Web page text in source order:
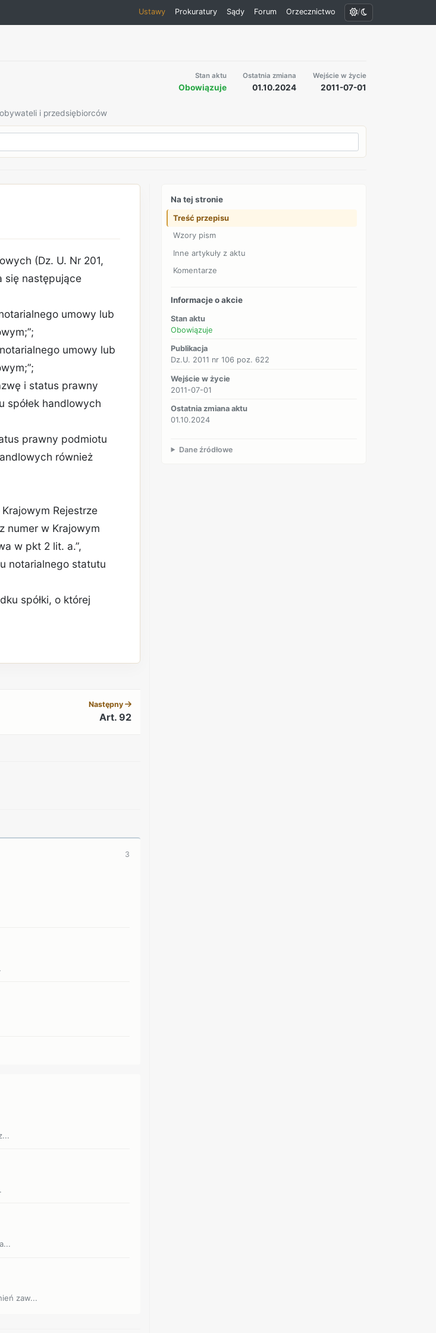
Ustawy Prokuratury Sądy Forum Orzecznictwo /
i przedsiębiorców
Stan aktu
Obowiązuje
Ostatnia zmiana
01.10.2024
Wejście w życie
2011-07-01
(Dz. U. Nr 201,
się następujące
umowy lub
umowy lub
i status prawny
spółek handlowych
prawny podmiotu
również
Rejestrze
numer w Krajowym
w pkt 2 lit. a.”,
notarialnego statutu
spółki, o której
Następny
Art. 92
3
zaw...
Na tej stronie
Treść przepisu
Wzory pism
Inne artykuły z aktu
Komentarze
Informacje o akcie
Stan aktu
Obowiązuje
Publikacja
Dz.U. 2011 nr 106 poz. 622
Wejście w życie
2011-07-01
Ostatnia zmiana aktu
01.10.2024
Dane źródłowe